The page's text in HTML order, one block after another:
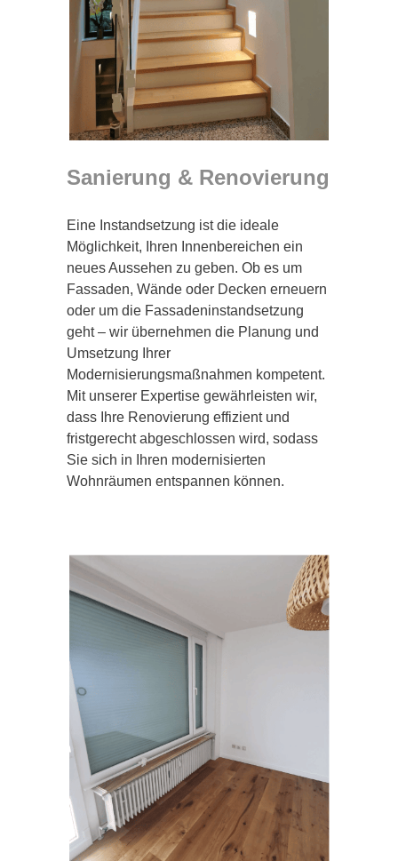
Sanierung & Renovierung
Eine Instandsetzung ist die ideale
Möglichkeit, Ihren Innenbereichen ein
neues Aussehen zu geben. Ob es um
Fassaden, Wände oder Decken erneuern
oder um die Fassadeninstandsetzung
geht – wir übernehmen die Planung und
Umsetzung Ihrer
Modernisierungsmaßnahmen kompetent.
Mit unserer Expertise gewährleisten wir,
dass Ihre Renovierung effizient und
fristgerecht abgeschlossen wird, sodass
Sie sich in Ihren modernisierten
Wohnräumen entspannen können.